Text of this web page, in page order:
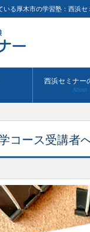
いる厚木市の学習塾：西浜セ
西浜セミナー
About
コース受講者